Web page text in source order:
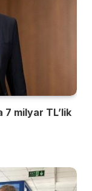
7 milyar TL’lik